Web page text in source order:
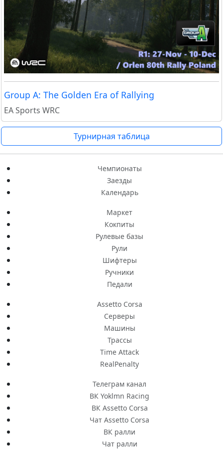
Group A: The Golden Era of Rallying
EA Sports WRC
Турнирная таблица
Чемпионаты
Заезды
Календарь
Маркет
Кокпиты
Рулевые базы
Рули
Шифтеры
Ручники
Педали
Assetto Corsa
Серверы
Машины
Трассы
Time Attack
RealPenalty
Телеграм канал
ВК Yoklmn Racing
ВК Assetto Corsa
Чат Assetto Corsa
ВК ралли
Чат ралли